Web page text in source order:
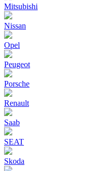
Mitsubishi
Nissan
Opel
Peugeot
Porsche
Renault
Saab
SEAT
Skoda